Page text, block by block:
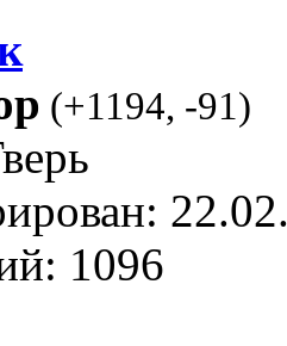
(+1194, -91)
1096